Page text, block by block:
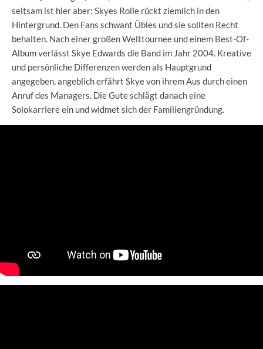
seltsam ist hier aber: Skyes Rolle rückt ziemlich in den
Hintergrund. Den Fans schwant Übles und sie sollten Recht
behalten. Nach einer großen Welttournee und einem Best-Of-
Album verlässt Skye Edwards die Band im Jahr 2004. Kreative
und persönliche Differenzen werden als Hauptgrund
angegeben, angeblich erfährt Skye von ihrem Aus durch einen
Anruf des Managers. Die Gute schlägt danach eine
Solokarriere ein und widmet sich der Familiengründung.